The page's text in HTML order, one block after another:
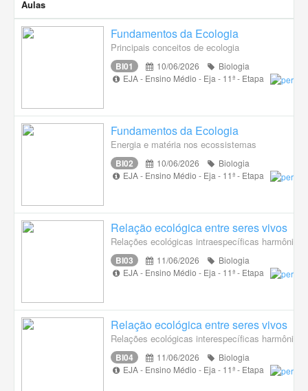
Aulas
Fundamentos da Ecologia
Principais conceitos de ecologia
BI01 10/06/2026
Biologia
EJA - Ensino Médio - Eja - 11ª - Etapa
Fundamentos da Ecologia
Energia e matéria nos ecossistemas
BI02 10/06/2026
Biologia
EJA - Ensino Médio - Eja - 11ª - Etapa
Relação ecológica entre seres vivos
Relações ecológicas intraespecíficas
BI03 11/06/2026
Biologia
EJA - Ensino Médio - Eja - 11ª - Etapa
Relação ecológica entre seres vivos
Relações ecológicas interespecíficas
BI04 11/06/2026
Biologia
EJA - Ensino Médio - Eja - 11ª - Etapa